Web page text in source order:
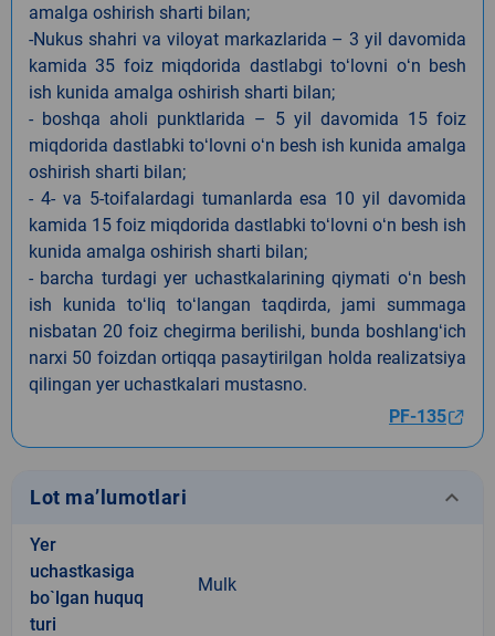
amalga oshirish sharti bilan;
-Nukus shahri va viloyat markazlarida – 3 yil davomida
kamida 35 foiz miqdorida dastlabgi toʻlovni oʻn besh
ish kunida amalga oshirish sharti bilan;
- boshqa aholi punktlarida – 5 yil davomida 15 foiz
miqdorida dastlabki toʻlovni oʻn besh ish kunida amalga
oshirish sharti bilan;
- 4- va 5-toifalardagi tumanlarda esa 10 yil davomida
kamida 15 foiz miqdorida dastlabki toʻlovni oʻn besh ish
kunida amalga oshirish sharti bilan;
- barcha turdagi yer uchastkalarining qiymati oʻn besh
ish kunida toʻliq toʻlangan taqdirda, jami summaga
nisbatan 20 foiz chegirma berilishi, bunda boshlangʻich
narxi 50 foizdan ortiqqa pasaytirilgan holda realizatsiya
qilingan yer uchastkalari mustasno.
PF-135
Lot ma’lumotlari keyboard_arrow_down
Yer
uchastkasiga
bo`lgan huquq
turi
Mulk